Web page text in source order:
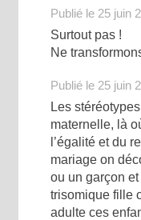
Publié le 25 juin
Surtout pas !
Ne
Publié le 25 juin
Les
maternelle, là
l’égalité et du
mariage on
ou un garçon
trisomique fille
adulte ces